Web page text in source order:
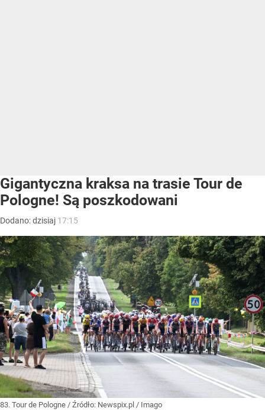
Gigantyczna kraksa na trasie Tour de
Pologne! Są poszkodowani
Dodano:dzisiaj 17:15
83. Tour de Pologne / Źródło: Newspix.pl / Imago